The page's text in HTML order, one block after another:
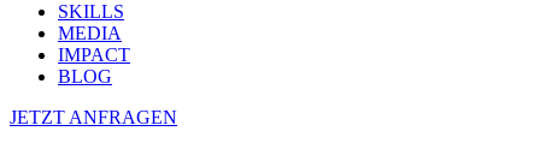
SKILLS
MEDIA
IMPACT
BLOG
JETZT ANFRAGEN